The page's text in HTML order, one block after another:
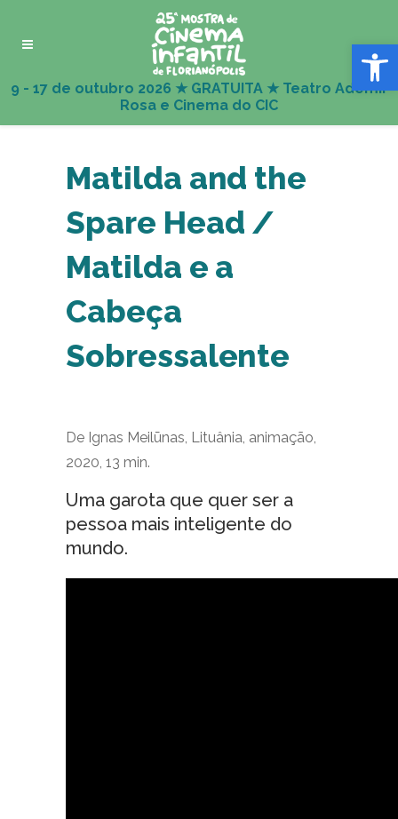
Abrir
Matilda and the
Spare Head /
Matilda e a
Cabeça
Sobressalente
De Ignas Meilūnas, Lituânia, animação,
2020, 13 min.
Uma garota que quer ser a
pessoa mais inteligente do
mundo.